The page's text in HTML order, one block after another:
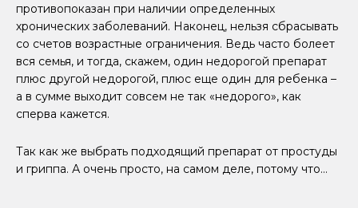
противопоказан при наличии определенных
хронических заболеваний. Наконец, нельзя сбрасывать
со счетов возрастные ограничения. Ведь часто болеет
вся семья, и тогда, скажем, один недорогой препарат
плюс другой недорогой, плюс еще один для ребенка –
а в сумме выходит совсем не так «недорого», как
сперва кажется.
Так как же выбрать подходящий препарат от простуды
и гриппа. А очень просто, на самом деле, потому что…